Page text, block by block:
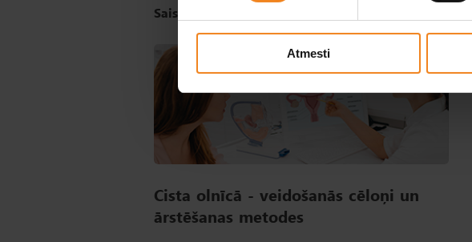
Atmesti
Saistītie raksti
Cista olnīcā - veidošanās cēloņi un
ārstēšanas metodes